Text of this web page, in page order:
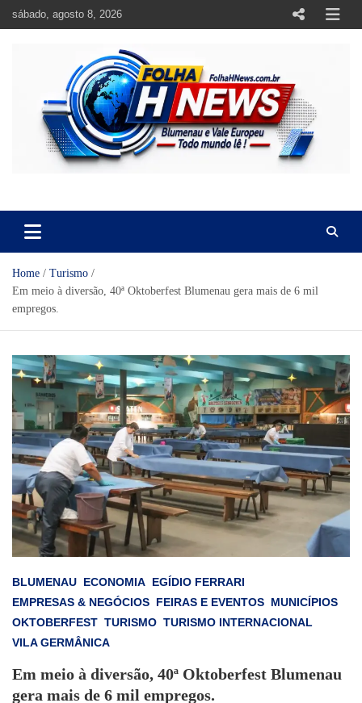
sábado, agosto 8, 2026
Home
Turismo
Em meio à diversão, 40ª Oktoberfest Blumenau gera mais de 6 mil
empregos.
BLUMENAU ECONOMIA EGÍDIO FERRARI
EMPRESAS & NEGÓCIOS FEIRAS E EVENTOS MUNICÍPIOS
OKTOBERFEST TURISMO TURISMO INTERNACIONAL
VILA GERMÂNICA
Em meio à diversão, 40ª Oktoberfest Blumenau
gera mais de 6 mil empregos.